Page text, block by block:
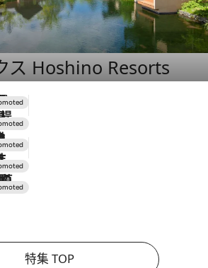
ス Hoshino Resorts
味
特集 TOP